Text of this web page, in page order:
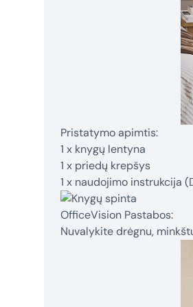
Pristatymo apimtis:
1 x knygų lentyna
1 x priedų krepšys
1 x naudojimo instrukcija
OfficeVision Pastabos:
Nuvalykite drėgnu,